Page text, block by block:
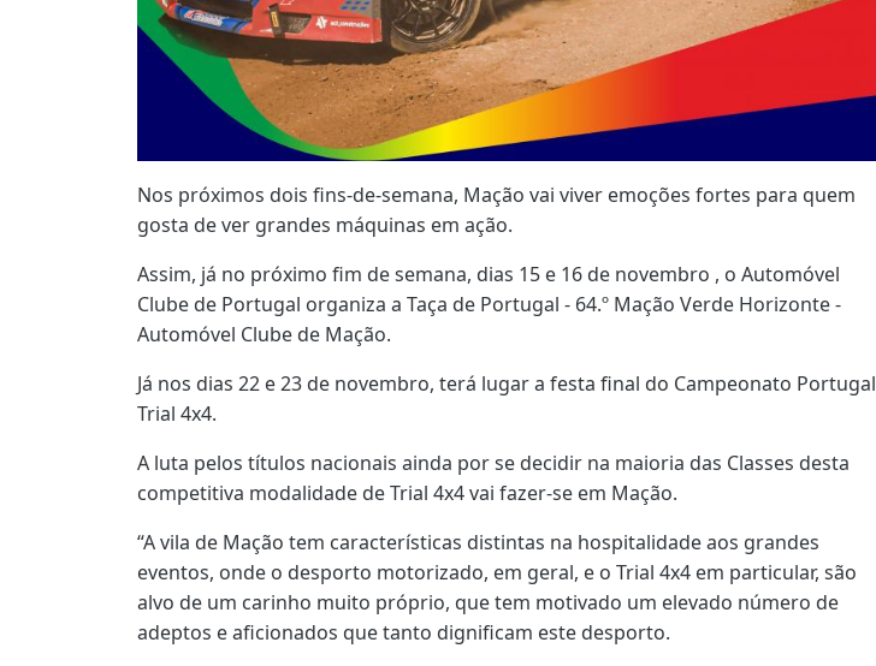
Nos próximos dois fins-de-semana, Mação vai viver emoções fortes para quem
gosta de ver grandes máquinas em ação.
Assim, já no próximo fim de semana, dias 15 e 16 de novembro , o Automóvel
Clube de Portugal organiza a Taça de Portugal - 64.º Mação Verde Horizonte -
Automóvel Clube de Mação.
Já nos dias 22 e 23 de novembro, terá lugar a festa final do Campeonato Portugal
Trial 4x4.
A luta pelos títulos nacionais ainda por se decidir na maioria das Classes desta
competitiva modalidade de Trial 4x4 vai fazer-se em Mação.
“A vila de Mação tem características distintas na hospitalidade aos grandes
eventos, onde o desporto motorizado, em geral, e o Trial 4x4 em particular, são
alvo de um carinho muito próprio, que tem motivado um elevado número de
adeptos e aficionados que tanto dignificam este desporto.